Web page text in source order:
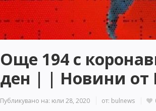
Още 194 с
ден | | Новини от
Публикувано на: юли 28, 2020 от: bulnews